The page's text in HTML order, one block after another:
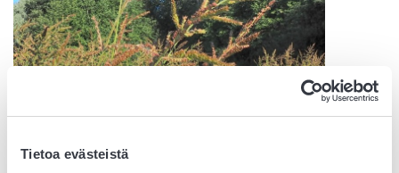
Tietoa evästeistä